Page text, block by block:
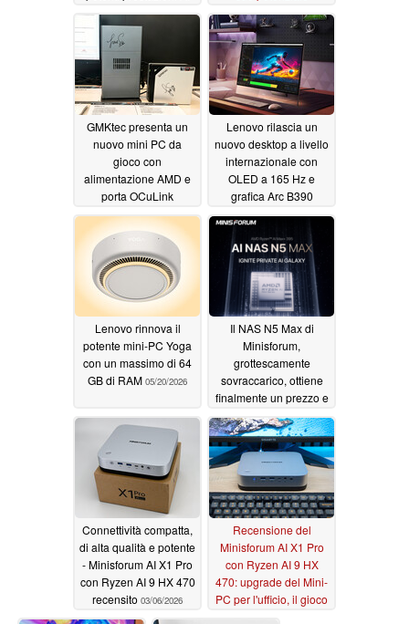
NPU06/02/2026 05/27/2026
GMKtec presenta un
nuovo mini PC da
gioco con
alimentazione AMD e
porta OCuLink
05/20/2026
Lenovo rilascia un
nuovo desktop a livello
internazionale con
OLED a 165 Hz e
grafica Arc B390
05/20/2026
Lenovo rinnova il
potente mini-PC Yoga
con un massimo di 64
GB di RAM 05/20/2026
Il NAS N5 Max di
Minisforum,
grottescamente
sovraccarico, ottiene
finalmente un prezzo e
una data di uscita
04/21/2026
Connettività compatta,
di alta qualità e potente
- Minisforum AI X1 Pro
con Ryzen AI 9 HX 470
recensito 03/06/2026
Recensione del
Minisforum AI X1 Pro
con Ryzen AI 9 HX
470: upgrade del Mini-
PC per l'ufficio, il gioco